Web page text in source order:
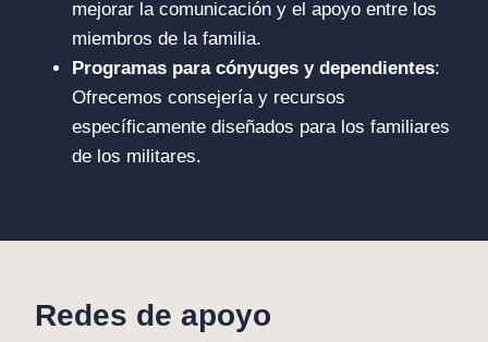
mejorar la comunicación y el apoyo entre los
miembros de la familia.
Programas para cónyuges y dependientes:
Ofrecemos consejería y recursos
específicamente diseñados para los familiares
de los militares.
Redes de apoyo